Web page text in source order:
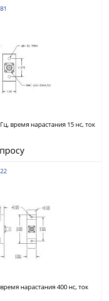
время нарастания 15 нс, ток
нарастания 400 нс, ток